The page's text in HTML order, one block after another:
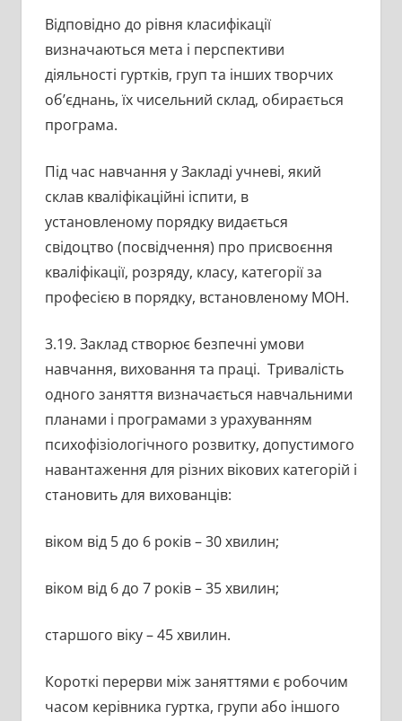
Відповідно до рівня класифікації
визначаються мета і перспективи
діяльності гуртків, груп та інших творчих
об’єднань, їх чисельний склад, обирається
програма.
Під час навчання у Закладі учневі, який
склав кваліфікаційні іспити, в
установленому порядку видається
свідоцтво (посвідчення) про присвоєння
кваліфікації, розряду, класу, категорії за
професією в порядку, встановленому МОН.
3.19. Заклад створює безпечні умови
навчання, виховання та праці. Тривалість
одного заняття визначається навчальними
планами і програмами з урахуванням
психофізіологічного розвитку, допустимого
навантаження для різних вікових категорій і
становить для вихованців:
віком від 5 до 6 років – 30 хвилин;
віком від 6 до 7 років – 35 хвилин;
старшого віку – 45 хвилин.
Короткі перерви між заняттями є робочим
часом керівника гуртка, групи або іншого